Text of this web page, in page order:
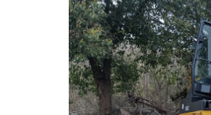
二手压路机
二手徐工22吨压路机
脚轮二手压
路机
徐工22吨振动二手压路机
徐工20吨振动二手压路机
临工22
吨二手压路机
徐工22吨二手压路
机
4吨二手压路机
脚轮二手压路
机